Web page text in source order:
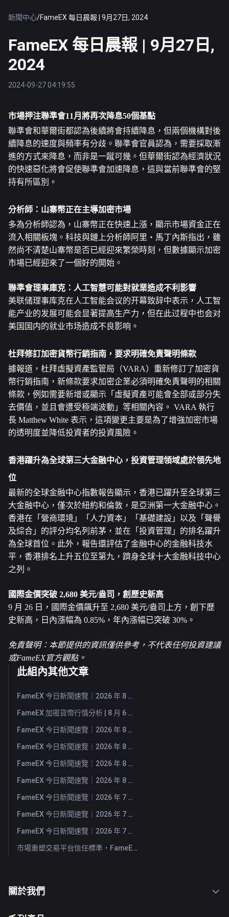
新聞中心/FameEX 每日晨報 | 9月27日, 2024
FameEX 每日晨報 | 9月27日,
2024
2024-09-27 04:19:55
市場押注聯準會11月將再次降息50個基點
聯準會和華爾街都認為後續將會持續降息，但兩個機構對後
續降息的速度與頻率有分歧。聯準會官員認為，需要採取漸
進的方式來降息，而非是一蹴可幾。但華爾街認為經濟狀況
的快速惡化將會促使聯準會加速降息，這與當前聯準會的堅
持有所區別。
分析師：山寨幣正在主導加密市場
多為分析師認為，山寨幣正在快速上漲，顯示市場資金正在
流入相關板塊。科技與鏈上分析師阿里・馬丁內斯指出，雖
然尚不清楚山寨幣是否已經迎來繁榮時刻，但數據顯示加密
市場已經迎來了一個好的開始。
聯準會理事庫克：人工智慧可能對就業造成不利影響
美联储理事库克在人工智能会议的开幕致辞中表示，人工智
能产业的发展可能会显著提高生产力，但在此过程中也会对
美国国内的就业市场造成不良影响。
杜拜修訂加密貨幣行銷指南，要求明確免責聲明條款
據報道，杜拜虛擬資產監管局（VARA）重新修訂了加密貨
幣行銷指南，新條款要求加密企業必須明確免責聲明的相關
條款，例如需要新增或顯示「虛擬資產可能會全部或部分失
去價值，並且會遭受極端波動」等相關內容。 VARA 執行
長 Matthew White 表示，這項變更主要是為了增強加密市場
的透明度並降低投資者的投資風險。
香港躍升為全球第三大金融中心，投資管理領域處於領先地
位
最新的全球金融中心指數報告顯示，香港已躍升至全球第三
大金融中心，僅次於紐約和倫敦，是亞洲第一大金融中心。
香港在「營商環境」「人力資本」「基礎建設」以及「聲譽
及綜合」的評分均名列前茅，並在「投資管理」的排名躍升
為全球首位。此外，報告還評估了金融中心的金融科技水
平，香港排名上升五位至第九，躋身全球十大金融科技中心
之列。
國際金價突破 2,680 美元/盎司，創歷史新高
9 月 26 日，國際金價飆升至 2,680 美元/盎司上方，創下歷
史新高，日內漲幅為 0.85%，年內漲幅已突破 30%。
免責聲明：本節提供的資訊僅供參考，不代表任何投資建議
或FameEX官方觀點。
此組內其他文章
FameEX 今日新聞速覽｜2026 年 8 月 7 日
FameEX 加密貨幣行情分析 | 8 月 6 日, 2026
FameEX 今日新聞速覽｜2026 年 8 月 6 日
FameEX 今日新聞速覽｜2026 年 8 月 5 日
FameEX 今日新聞速覽｜2026 年 8 月 4 日
FameEX 今日新聞速覽｜2026 年 8 月 3 日
FameEX 今日新聞速覽｜2026 年 7 月 31 日
FameEX 今日新聞速覽｜2026 年 7 月 30 日
FameEX 今日新聞速覽｜2026 年 7 月 29 日
市場重塑交易平台信任標準，FameEX 以八年穩健營運持續服務全球用戶
關於我們